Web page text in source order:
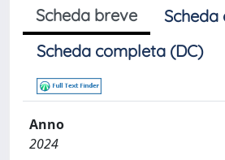
Scheda breve
Scheda completa (DC)
Anno
2024